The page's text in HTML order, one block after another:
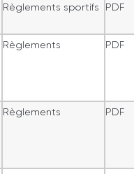
Règlements sportifs PDF
Règlements PDF
Règlements PDF